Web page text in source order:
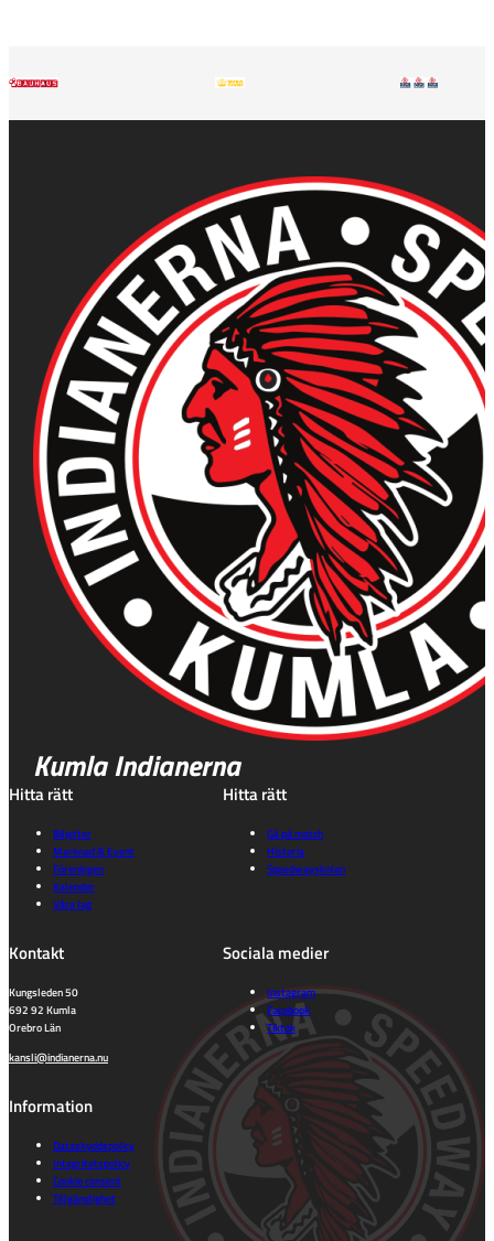
Kumla Indianerna
Hitta rätt
Biljetter
Marknad & Event
Föreningen
Kalender
Våra lag
Hitta rätt
Gå på match
Historia
Speedwayskolan
Kontakt
Kungsleden 50
692 92 Kumla
Orebro Län
kansli@indianerna.nu
Sociala medier
Instagram
Facebook
Tiktok
Information
Dataskyddspolicy
Integritetspolicy
Cookie consent
Tillgänglighet